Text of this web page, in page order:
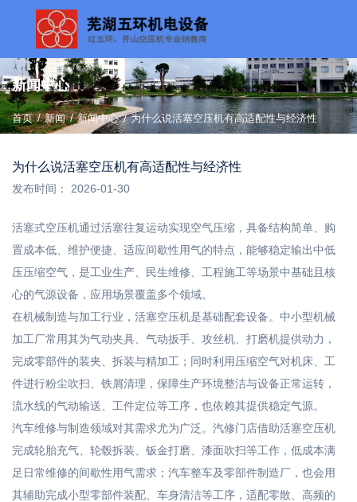
新闻中心
首页/新闻 /新闻中心 /为什么说活塞空压机有高适配性与经济性
为什么说活塞空压机有高适配性与经济性
发布时间： 2026-01-30
活塞式空压机通过活塞往复运动实现空气压缩，具备结构简单、购
置成本低、维护便捷、适应间歇性用气的特点，能够稳定输出中低
压压缩空气，是工业生产、民生维修、工程施工等场景中基础且核
心的气源设备，应用场景覆盖多个领域。
在机械制造与加工行业，活塞空压机是基础配套设备。中小型机械
加工厂常用其为气动夹具、气动扳手、攻丝机、打磨机提供动力，
完成零部件的装夹、拆装与精加工；同时利用压缩空气对机床、工
件进行粉尘吹扫、铁屑清理，保障生产环境整洁与设备正常运转，
流水线的气动输送、工件定位等工序，也依赖其提供稳定气源。
汽车维修与制造领域对其需求尤为广泛。汽修门店借助活塞空压机
完成轮胎充气、轮毂拆装、钣金打磨、漆面吹扫等工作，低成本满
足日常维修的间歇性用气需求；汽车整车及零部件制造厂，也会用
其辅助完成小型零部件装配、车身清洁等工序，适配零散、高频的